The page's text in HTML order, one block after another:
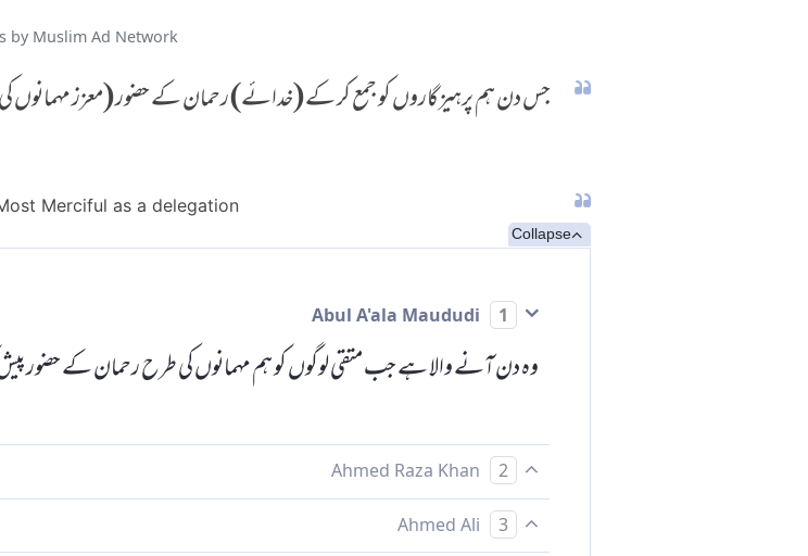
by Muslim Ad Network
جس دن ہم پرہیزگاروں کو جمع کر کے (خدائے) رحمان کے حضور (معزز مہمانوں
Merciful as a delegation
Collapse
1
وہ دن آنے والا ہے جب متقی لوگوں کو ہم مہمانوں کی طرح رحمان کے حضور
2
جس دن ہم پرہیزگاروں کو رحمن کی طرف لے جائیں گے مہمان بناکر
3